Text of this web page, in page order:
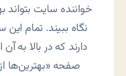
خواننده سایت بتواند
نگاه ببیند. تمام
دارند که در بالا به